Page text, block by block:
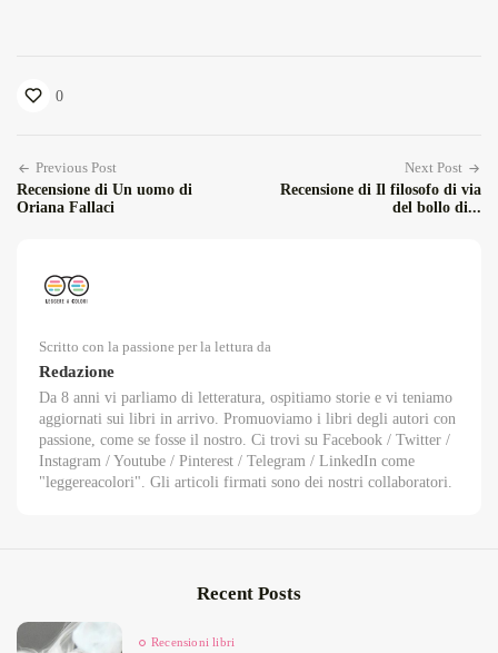
0
Previous Post
Recensione di Un uomo di
Oriana Fallaci
Next Post
Recensione di Il filosofo di via
del bollo di...
Scritto con la passione per la lettura da
Redazione
Da 8 anni vi parliamo di letteratura, ospitiamo storie e vi teniamo
aggiornati sui libri in arrivo. Promuoviamo i libri degli autori con
passione, come se fosse il nostro. Ci trovi su Facebook / Twitter /
Instagram / Youtube / Pinterest / Telegram / LinkedIn come
"leggereacolori". Gli articoli firmati sono dei nostri collaboratori.
Recent Posts
Recensioni libri